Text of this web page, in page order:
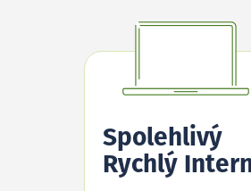
Spolehlivý
Rychlý